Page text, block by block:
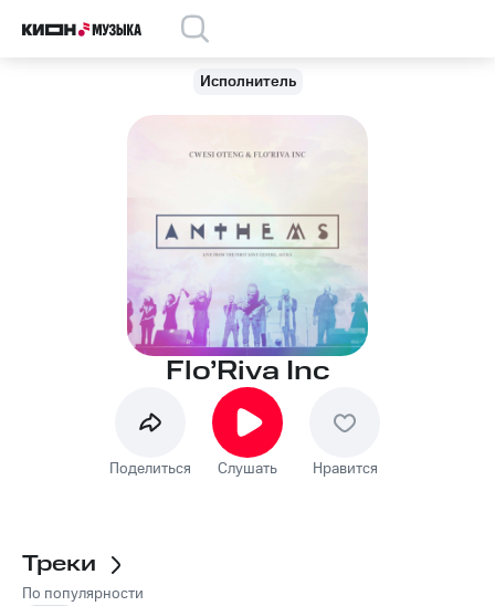
Исполнитель
Flo’Riva Inc
Поделиться Слушать Нравится
Треки
По популярности